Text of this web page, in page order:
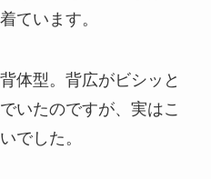
ています。
体型。背広がビシッと
いたのですが、実はこ
でした。